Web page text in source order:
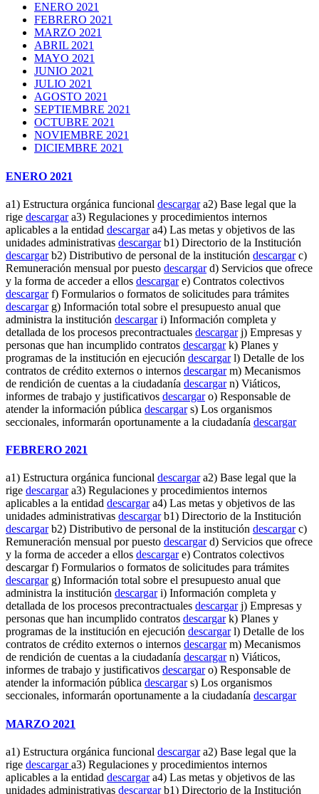
ENERO 2021
FEBRERO 2021
MARZO 2021
ABRIL 2021
MAYO 2021
JUNIO 2021
JULIO 2021
AGOSTO 2021
SEPTIEMBRE 2021
OCTUBRE 2021
NOVIEMBRE 2021
DICIEMBRE 2021
ENERO 2021
a1) Estructura orgánica funcional descargara2) Base legal que la
rige descargara3) Regulaciones y procedimientos internos
aplicables a la entidad descargara4) Las metas y objetivos de las
unidades administrativas descargarb1) Directorio de la Institución
descargarb2) Distributivo de personal de la institución descargarc)
Remuneración mensual por puesto descargard) Servicios que ofrece
y la forma de acceder a ellos descargare) Contratos colectivos
descargarf) Formularios o formatos de solicitudes para trámites
descargarg) Información total sobre el presupuesto anual que
administra la institución descargari) Información completa y
detallada de los procesos precontractuales descargarj) Empresas y
personas que han incumplido contratos descargark) Planes y
programas de la institución en ejecución descargarl) Detalle de los
contratos de crédito externos o internos descargarm) Mecanismos
de rendición de cuentas a la ciudadanía descargarn) Viáticos,
informes de trabajo y justificativos descargaro) Responsable de
atender la información pública descargars) Los organismos
seccionales, informarán oportunamente a la ciudadanía descargar
FEBRERO 2021
a1) Estructura orgánica funcional descargara2) Base legal que la
rige descargara3) Regulaciones y procedimientos internos
aplicables a la entidad descargara4) Las metas y objetivos de las
unidades administrativas descargarb1) Directorio de la Institución
descargarb2) Distributivo de personal de la institución descargarc)
Remuneración mensual por puesto descargard) Servicios que ofrece
y la forma de acceder a ellos descargare) Contratos colectivos
descargar f) Formularios o formatos de solicitudes para trámites
descargarg) Información total sobre el presupuesto anual que
administra la institución descargari) Información completa y
detallada de los procesos precontractuales descargarj) Empresas y
personas que han incumplido contratos descargark) Planes y
programas de la institución en ejecución descargarl) Detalle de los
contratos de crédito externos o internos descargarm) Mecanismos
de rendición de cuentas a la ciudadanía descargarn) Viáticos,
informes de trabajo y justificativos descargaro) Responsable de
atender la información pública descargars) Los organismos
seccionales, informarán oportunamente a la ciudadanía descargar
MARZO 2021
a1) Estructura orgánica funcional descargara2) Base legal que la
rige descargara3) Regulaciones y procedimientos internos
aplicables a la entidad descargara4) Las metas y objetivos de las
unidades administrativas descargarb1) Directorio de la Institución